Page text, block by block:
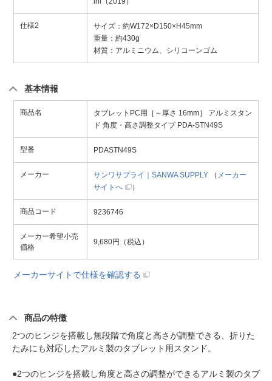
仕様2
サイズ：約W172×D150×H45mm
重量：約430g
材質：アルミニウム、シリコーンゴム
基本情報
商品名
タブレットPC用［～厚さ 16mm］ アルミスタン
ド 角度・高さ調整タイプ PDA-STN49S
型番 PDASTN49S
メーカー サンワサプライ｜SANWA SUPPLY （ メーカー
サイトへ
）
商品コード 9236746
メーカー希望小売
価格
9,680円（税込）
メーカーサイトで仕様を確認する
商品の特徴
2つのヒンジを搭載し無段階で角度と高さが調整できる、折りた
たみにも対応したアルミ製のタブレット用スタンド。
●2つのヒンジを搭載し角度と高さの調整ができるアルミ製のタブ